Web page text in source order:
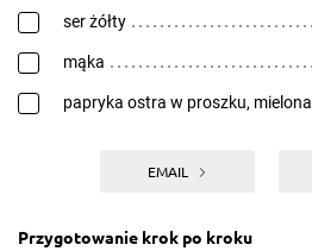
ser żółty
mąka
papryka ostra w proszku, mielona
EMAIL
Przygotowanie krok po kroku